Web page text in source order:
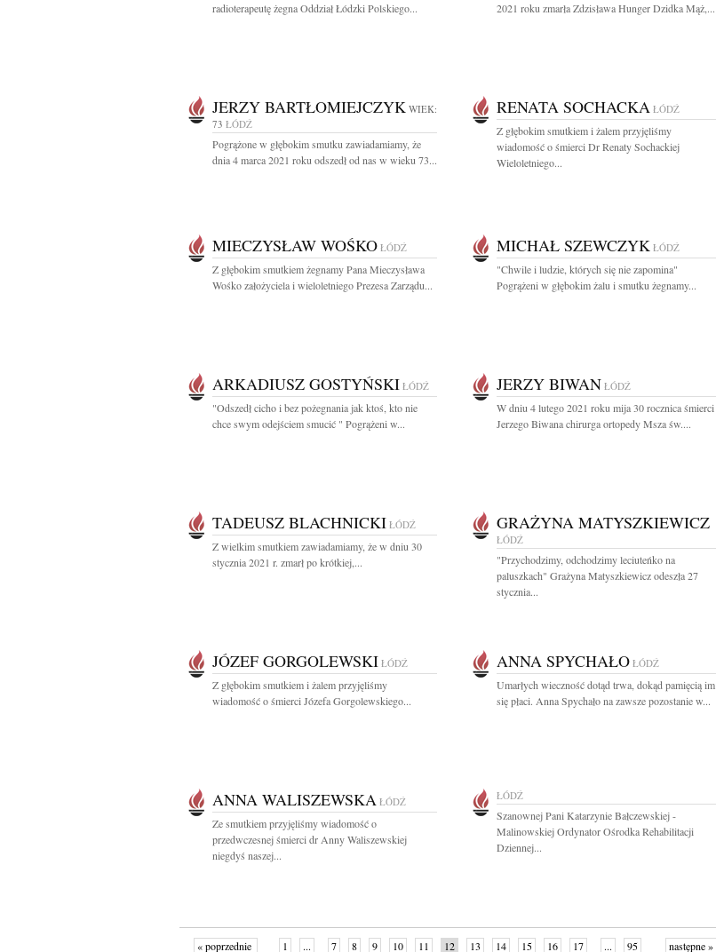
radioterapeutę żegna Oddział Łódzki Polskiego...
2021 roku zmarła Zdzisława Hunger Dzidka Mąż,...
JERZY BARTŁOMIEJCZYK WIEK:
73 ŁÓDŹ
Pogrążone w głębokim smutku zawiadamiamy, że
dnia 4 marca 2021 roku odszedł od nas w wieku 73...
RENATA SOCHACKA ŁÓDŹ
Z głębokim smutkiem i żalem przyjęliśmy
wiadomość o śmierci Dr Renaty Sochackiej
Wieloletniego...
MIECZYSŁAW WOŚKO ŁÓDŹ
Z głębokim smutkiem żegnamy Pana Mieczysława
Wośko założyciela i wieloletniego Prezesa Zarządu...
MICHAŁ SZEWCZYK ŁÓDŹ
"Chwile i ludzie, których się nie zapomina"
Pogrążeni w głębokim żalu i smutku żegnamy...
ARKADIUSZ GOSTYŃSKI ŁÓDŹ
"Odszedł cicho i bez pożegnania jak ktoś, kto nie
chce swym odejściem smucić " Pogrążeni w...
JERZY BIWAN ŁÓDŹ
W dniu 4 lutego 2021 roku mija 30 rocznica śmierci
Jerzego Biwana chirurga ortopedy Msza św....
TADEUSZ BLACHNICKI ŁÓDŹ
Z wielkim smutkiem zawiadamiamy, że w dniu 30
stycznia 2021 r. zmarł po krótkiej,...
GRAŻYNA MATYSZKIEWICZ
ŁÓDŹ
"Przychodzimy, odchodzimy leciuteńko na
paluszkach" Grażyna Matyszkiewicz odeszła 27
stycznia...
JÓZEF GORGOLEWSKI ŁÓDŹ
Z głębokim smutkiem i żalem przyjęliśmy
wiadomość o śmierci Józefa Gorgolewskiego...
ANNA SPYCHAŁO ŁÓDŹ
Umarłych wieczność dotąd trwa, dokąd pamięcią im
się płaci. Anna Spychało na zawsze pozostanie w...
ANNA WALISZEWSKA ŁÓDŹ
Ze smutkiem przyjęliśmy wiadomość o
przedwczesnej śmierci dr Anny Waliszewskiej
niegdyś naszej...
ŁÓDŹ
Szanownej Pani Katarzynie Bałczewskiej -
Malinowskiej Ordynator Ośrodka Rehabilitacji
Dziennej...
« poprzednie 1 ... 7 8 9 10 11 12 13 14 15 16 17 ... 95 następne »